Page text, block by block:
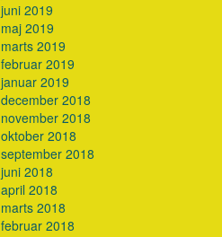
juni 2019
maj 2019
marts 2019
februar 2019
januar 2019
december 2018
november 2018
oktober 2018
september 2018
juni 2018
april 2018
marts 2018
februar 2018